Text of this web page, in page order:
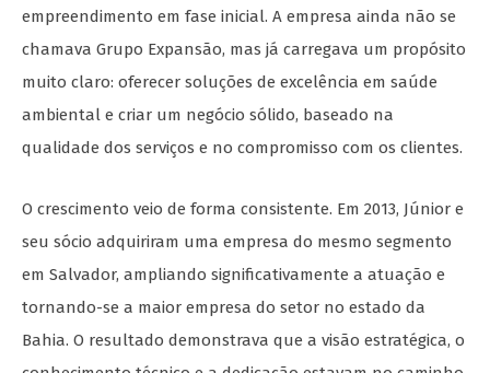
empreendimento em fase inicial. A empresa ainda não se
chamava Grupo Expansão, mas já carregava um propósito
muito claro: oferecer soluções de excelência em saúde
ambiental e criar um negócio sólido, baseado na
qualidade dos serviços e no compromisso com os clientes.
O crescimento veio de forma consistente. Em 2013, Júnior e
seu sócio adquiriram uma empresa do mesmo segmento
em Salvador, ampliando significativamente a atuação e
tornando-se a maior empresa do setor no estado da
Bahia. O resultado demonstrava que a visão estratégica, o